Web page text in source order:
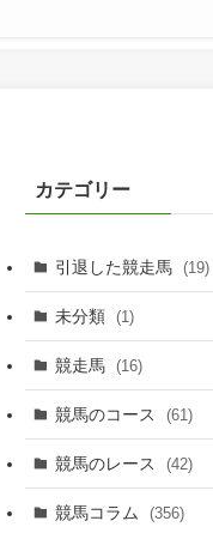
カテゴリー
引退した競走馬 (19)
未分類 (1)
競走馬 (16)
競馬のコース (61)
競馬のレース (42)
競馬コラム (356)